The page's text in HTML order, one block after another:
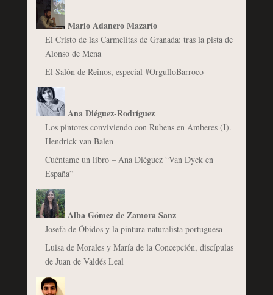
Mario Adanero Mazarío
El Cristo de las Carmelitas de Granada: tras la pista de
Alonso de Mena
El Salón de Reinos, especial #OrgulloBarroco
Ana Diéguez-Rodríguez
Los pintores conviviendo con Rubens en Amberes (I).
Hendrick van Balen
Cuéntame un libro – Ana Diéguez “Van Dyck en
España”
Alba Gómez de Zamora Sanz
Josefa de Óbidos y la pintura naturalista portuguesa
Luisa de Morales y María de la Concepción, discípulas
de Juan de Valdés Leal